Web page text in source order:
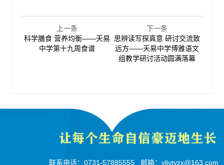
上一条
科学膳食 营养均衡——天易
中学第十九周食谱
下一条
思辨读写探真意 研讨交流致
远方——天易中学博雅语文
组教学研讨活动圆满落幕
联系电话： 0731-57885555邮箱： yljytyzx@163.com